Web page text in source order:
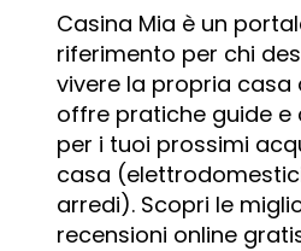
Casina Mia è un
riferimento per chi
vivere la propria casa
offre pratiche guide e
per i tuoi prossimi
casa
arredi). Scopri le
recensioni online